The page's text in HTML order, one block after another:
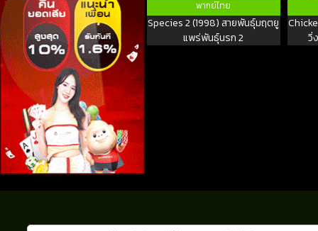
พากย์ไทย
Species 2 (1998) สายพันธุ์มฤตยู
แพร่พันธุ์นรก 2
วิ่